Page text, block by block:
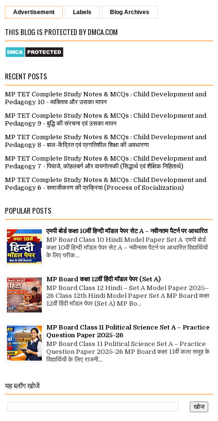
Advertisement Labels Blog Archives
THIS BLOG IS PROTECTED BY DMCA.COM
RECENT POSTS
MP TET Complete Study Notes & MCQs : Child Development and
Pedagogy 10 - व्यक्तित्व और उसका मापन
MP TET Complete Study Notes & MCQs : Child Development and
Pedagogy 9 - बुद्धि की संरचना एवं उसका मापन
MP TET Complete Study Notes & MCQs : Child Development and
Pedagogy 8 - बाल-केंद्रित एवं प्रगतिशील शिक्षा की अवधारणा
MP TET Complete Study Notes & MCQs : Child Development and
Pedagogy 7 - पियाजे, कोहलबर्ग और वायगोत्स्की (सिद्धार्थ एवं शैक्षिक निहितार्थ)
MP TET Complete Study Notes & MCQs : Child Development and
Pedagogy 6 - समाजीकरण की प्रक्रिया (Process of Socialization)
POPULAR POSTS
एमपी बोर्ड कक्षा 10वीं हिन्दी मॉडल पेपर सेट A – नवीनतम पैटर्न पर आधारित
MP Board Class 10 Hindi Model Paper Set A एमपी बोर्ड
कक्षा 10वीं हिन्दी मॉडल पेपर सेट A – नवीनतम पैटर्न पर आधारित विद्यार्थियों
के लिए परीक...
MP Board कक्षा 12वीं हिंदी मॉडल पेपर (Set A)
MP Board Class 12 Hindi – Set A Model Paper 2025–
26 Class 12th Hindi Model Paper Set A MP Board कक्षा
12वीं हिंदी मॉडल पेपर (Set A) MP Bo...
MP Board Class 11 Political Science Set A – Practice
Question Paper 2025-26
MP Board Class 11 Political Science Set A – Practice
Question Paper 2025-26 MP Board कक्षा 11वीं कला समूह के
विद्यार्थियों के लिए राजनी...
यह ब्लॉग खोजें